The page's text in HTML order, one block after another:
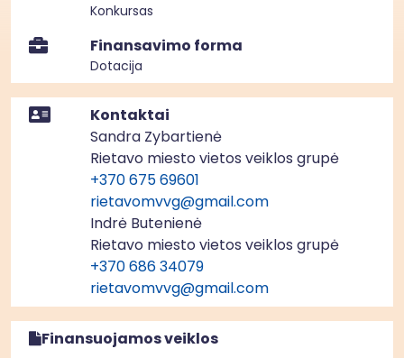
Konkursas
Finansavimo forma
Dotacija
Kontaktai
Sandra Zybartienė
Rietavo miesto vietos veiklos grupė
+370 675 69601
rietavomvvg@gmail.com
Indrė Butenienė
Rietavo miesto vietos veiklos grupė
+370 686 34079
rietavomvvg@gmail.com
Finansuojamos veiklos